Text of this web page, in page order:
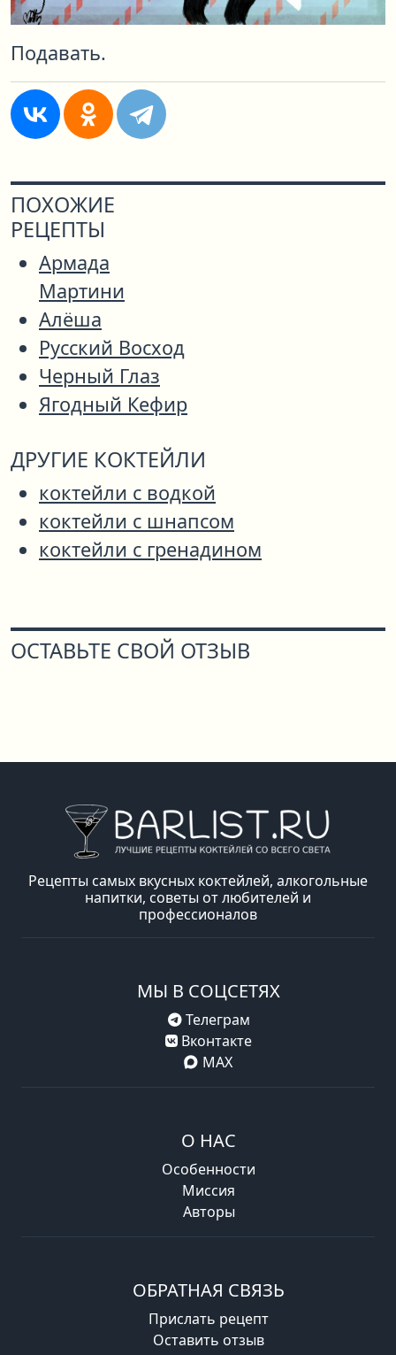
Подавать.
ПОХОЖИЕ
РЕЦЕПТЫ
Армада
Мартини
Алёша
Русский Восход
Черный Глаз
Ягодный Кефир
ДРУГИЕ КОКТЕЙЛИ
коктейли с водкой
коктейли с шнапсом
коктейли с гренадином
ОСТАВЬТЕ СВОЙ ОТЗЫВ
Рецепты самых вкусных коктейлей, алкогольные
напитки, советы от любителей и
профессионалов
МЫ В СОЦСЕТЯХ
Телеграм
Вконтакте
MAX
О НАС
Особенности
Миссия
Авторы
ОБРАТНАЯ СВЯЗЬ
Прислать рецепт
Оставить отзыв